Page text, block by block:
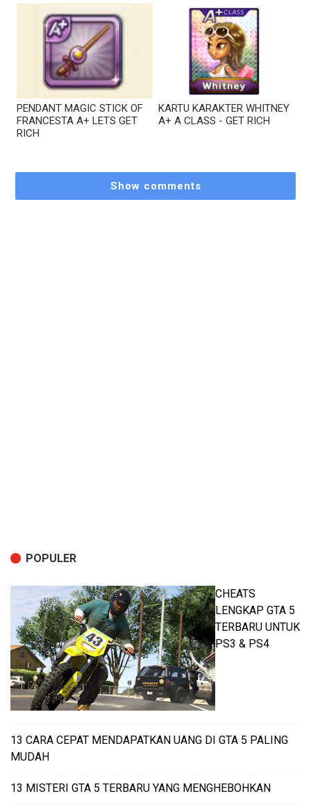
PENDANT MAGIC STICK OF
FRANCESTA A+ LETS GET
RICH
KARTU KARAKTER WHITNEY
A+ A CLASS - GET RICH
Show comments
POPULER
CHEATS
LENGKAP GTA 5
TERBARU UNTUK
PS3 & PS4
13 CARA CEPAT MENDAPATKAN UANG DI GTA 5 PALING
MUDAH
13 MISTERI GTA 5 TERBARU YANG MENGHEBOHKAN